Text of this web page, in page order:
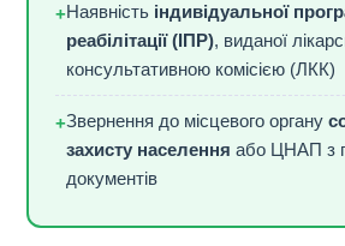
+Наявність індивідуальної
реабілітації (ІПР), виданої
консультативною комісією (ЛКК)
+Звернення до місцевого органу
захисту населення або ЦНАП з
документів